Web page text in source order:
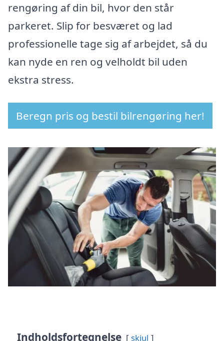
rengøring af din bil, hvor den står
parkeret. Slip for besværet og lad
professionelle tage sig af arbejdet, så du
kan nyde en ren og velholdt bil uden
ekstra stress.
Beregn pris og bestil bilrengøring her!
Indholdsfortegnelse skjul